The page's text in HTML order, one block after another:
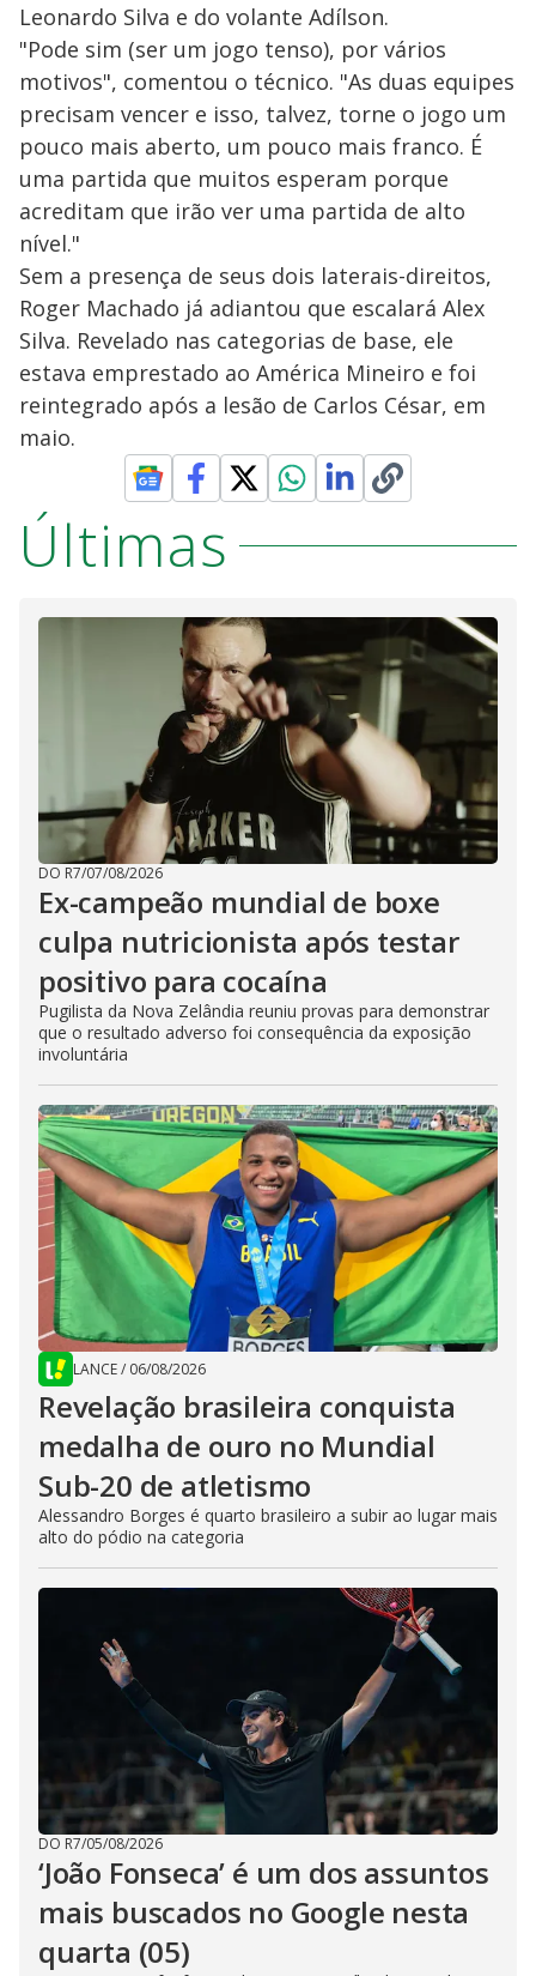
Leonardo Silva e do volante Adílson.
"Pode sim (ser um jogo tenso), por vários
motivos", comentou o técnico. "As duas equipes
precisam vencer e isso, talvez, torne o jogo um
pouco mais aberto, um pouco mais franco. É
uma partida que muitos esperam porque
acreditam que irão ver uma partida de alto
nível."
Sem a presença de seus dois laterais-direitos,
Roger Machado já adiantou que escalará Alex
Silva. Revelado nas categorias de base, ele
estava emprestado ao América Mineiro e foi
reintegrado após a lesão de Carlos César, em
maio.
Últimas
DO R7/07/08/2026
Ex-campeão mundial de boxe
culpa nutricionista após testar
positivo para cocaína
Pugilista da Nova Zelândia reuniu provas para demonstrar
que o resultado adverso foi consequência da exposição
involuntária
LANCE/ 06/08/2026
Revelação brasileira conquista
medalha de ouro no Mundial
Sub-20 de atletismo
Alessandro Borges é quarto brasileiro a subir ao lugar mais
alto do pódio na categoria
DO R7/05/08/2026
‘João Fonseca’ é um dos assuntos
mais buscados no Google nesta
quarta (05)